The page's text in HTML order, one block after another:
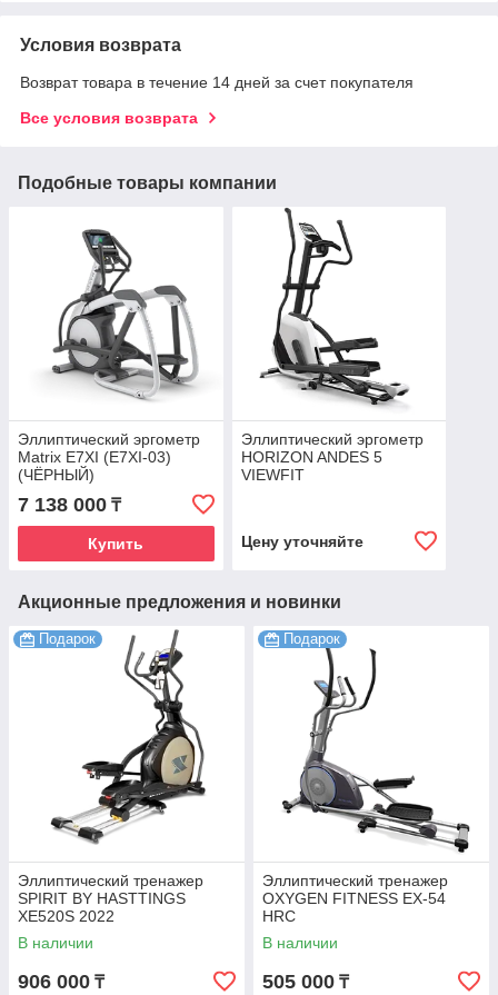
Условия возврата
Возврат товара в течение 14 дней за счет покупателя
Все условия возврата
Подобные товары компании
Эллиптический эргометр
Matrix E7XI (E7XI-03)
(ЧЁРНЫЙ)
7 138 000 ₸
Купить
Эллиптический эргометр
HORIZON ANDES 5
VIEWFIT
Цену уточняйте
Акционные предложения и новинки
Подарок
Эллиптический тренажер
SPIRIT BY HASTTINGS
XE520S 2022
В наличии
906 000 ₸
Подарок
Эллиптический тренажер
OXYGEN FITNESS EX-54
HRC
В наличии
505 000 ₸